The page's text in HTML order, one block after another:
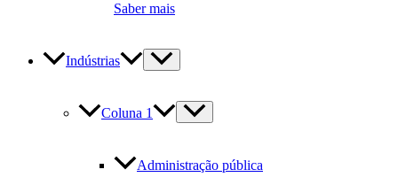
Saber mais
Indústrias
Coluna 1
Administração pública